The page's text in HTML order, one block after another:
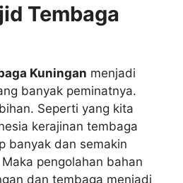
Tembaga
Kuningan menjadi
banyak peminatnya.
Seperti yang kita
kerajinan tembaga
banyak dan semakin
pengolahan bahan
dan tembaga menjadi